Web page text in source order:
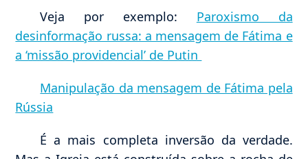
Veja por exemplo: Paroxismo da
desinformação russa: a mensagem de Fátima e
a ‘missão providencial’ de Putin
Manipulação da mensagem de Fátima pela
Rússia
É a mais completa inversão da verdade.